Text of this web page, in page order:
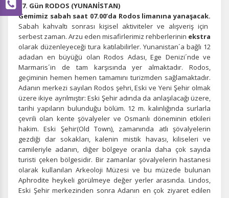
07. Gün RODOS (YUNANİSTAN)
Gemimiz sabah saat 07.00’da Rodos limanına yanaşacak.
Sabah kahvaltı sonrası kişisel aktiviteler ve alışveriş için
serbest zaman. Arzu eden misafirlerimiz rehberlerinin ekstra
olarak düzenleyeceği tura katılabilirler. Yunanistan´a bağlı 12
adadan en büyüğü olan Rodos Adası, Ege Denizi´nde ve
Marmaris´in de tam karşısında yer almaktadır. Rodos,
geçiminin hemen hemen tamamını turizmden sağlamaktadır.
Adanın merkezi sayılan Rodos şehri, Eski ve Yeni Şehir olmak
üzere ikiye ayrılmıştır: Eski Şehir adında da anlaşılacağı üzere,
tarihi yapıların bulunduğu bölüm. 12 m. kalınlığında surlarla
çevrili olan kente şövalyeler ve Osmanlı döneminin etkileri
hakim. Eski Şehir(Old Town), zamanında atlı şövalyelerin
gezdiği dar sokakları, kalenin mistik havası, kiliseleri ve
camileriyle adanın, diğer bölgeye oranla daha çok sayıda
turisti çeken bölgesidir. Bir zamanlar şövalyelerin hastanesi
olarak kullanılan Arkeoloji Müzesi ve bu müzede bulunan
Aphrodite heykeli görülmeye değer yerler arasında. Lindos,
Eski Şehir merkezinden sonra Adanın en çok ziyaret edilen